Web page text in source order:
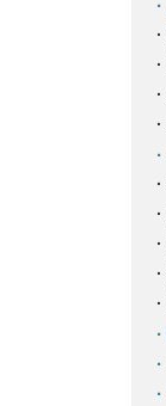
·
·
·
·
·
·
·
·
·
·
·
·
·
·